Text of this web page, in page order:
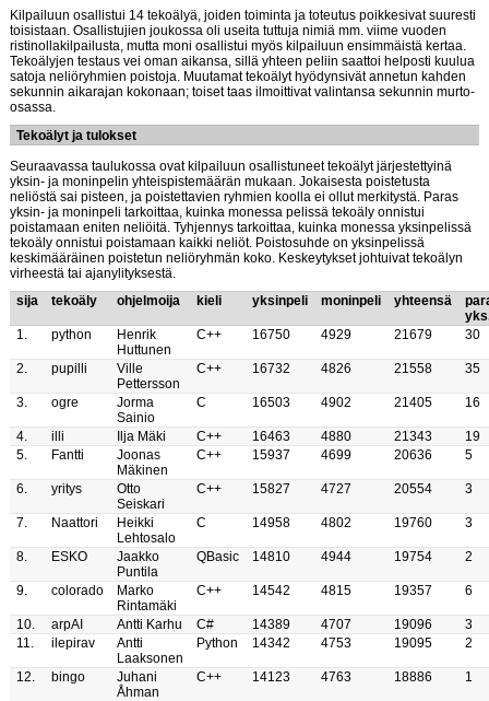
Kilpailuun osallistui 14 tekoälyä, joiden toiminta ja toteutus poikkesivat suuresti
toisistaan. Osallistujien joukossa oli useita tuttuja nimiä mm. viime vuoden
ristinollakilpailusta, mutta moni osallistui myös kilpailuun ensimmäistä kertaa.
Tekoälyjen testaus vei oman aikansa, sillä yhteen peliin saattoi helposti kuulua
satoja neliöryhmien poistoja. Muutamat tekoälyt hyödynsivät annetun kahden
sekunnin aikarajan kokonaan; toiset taas ilmoittivat valintansa sekunnin murto-
osassa.
Tekoälyt ja tulokset
Seuraavassa taulukossa ovat kilpailuun osallistuneet tekoälyt järjestettyinä
yksin- ja moninpelin yhteispistemäärän mukaan. Jokaisesta poistetusta
neliöstä sai pisteen, ja poistettavien ryhmien koolla ei ollut merkitystä. Paras
yksin- ja moninpeli tarkoittaa, kuinka monessa pelissä tekoäly onnistui
poistamaan eniten neliöitä. Tyhjennys tarkoittaa, kuinka monessa yksinpelissä
tekoäly onnistui poistamaan kaikki neliöt. Poistosuhde on yksinpelissä
keskimääräinen poistetun neliöryhmän koko. Keskeytykset johtuivat tekoälyn
virheestä tai ajanylityksestä.
sija
tekoäly ohjelmoija kieli yksinpeli moninpeli yhteensä
1.
python
Henrik
Huttunen
C++ 16750 4929 21679 30
2. pupilli
Ville
Pettersson
C++ 16732 4826 21558 35
3. ogre
Jorma
Sainio
C 16503 4902 21405 16
4. illi Ilja Mäki C++ 16463 4880 21343
19
5.
Fantti
Joonas
Mäkinen
C++ 15937 4699 20636 5
6. yritys
Otto
Seiskari
C++ 15827 4727 20554 3
7. Naattori
Heikki
Lehtosalo
C 14958 4802 19760 3
8. ESKO
Jaakko
Puntila
QBasic 14810 4944 19754 2
9. colorado
Marko
Rintamäki
C++ 14542 4815 19357 6
10. arpAI Antti Karhu C# 14389 4707 19096
3
11.
ilepirav
Antti
Laaksonen
Python 14342 4753 19095 2
12. bingo
Juhani
Åhman
C++ 14123 4763 18886 1